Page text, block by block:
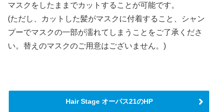
マスクをしたままでカットすることが可能です。
(ただし、カットした髪がマスクに付着すること、シャン
プーでマスクの一部が濡れてしまうことをご了承くださ
い。替えのマスクのご用意はございません。)
Hair Stage オーパス21のHP